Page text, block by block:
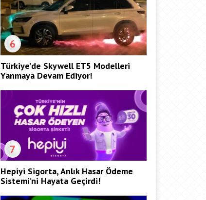
6
Türkiye’de Skywell ET5 Modelleri
Yanmaya Devam Ediyor!
7
Hepiyi Sigorta, Anlık Hasar Ödeme
Sistemi’ni Hayata Geçirdi!